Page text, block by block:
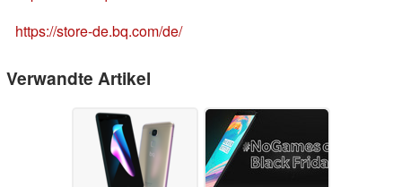
https://store-de.bq.com/de/
Verwandte Artikel